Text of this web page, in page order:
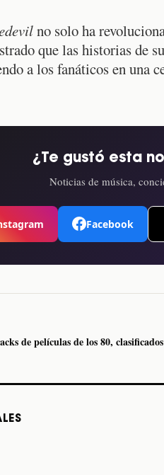
no solo ha
que las historias de
a los fanáticos en una
¿Te gustó esta
Noticias de música,
Facebook
de películas de los 80, clasificados